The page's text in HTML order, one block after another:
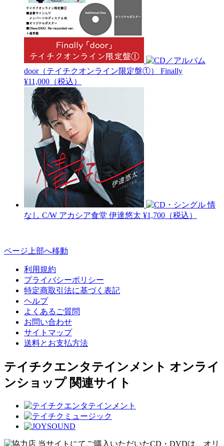
door（テイチクオンライン限定盤①） Finally
¥11,000（税込）
情
なし C/W アカシア食堂 伊達悠太 ¥1,700（税込）
ページ上部へ移動
利用規約
プライバシーポリシー
特定商取引法に基づく表記
ヘルプ
よくあるご質問
お問い合わせ
サイトマップ
送料とお支払方法
テイチクエンタテインメント オンライ
ンショップ 関連サイト
当サイトにてご購入いただいたCD・DVDは、オリ